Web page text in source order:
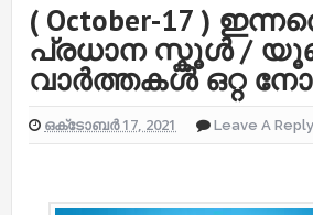
( October-17 )
പ്രധാന സ്കൂൾ /
വാർത്തകൾ ഒറ്റ
ഒക്‌ടോബർ 17, 2021 Leave A Reply